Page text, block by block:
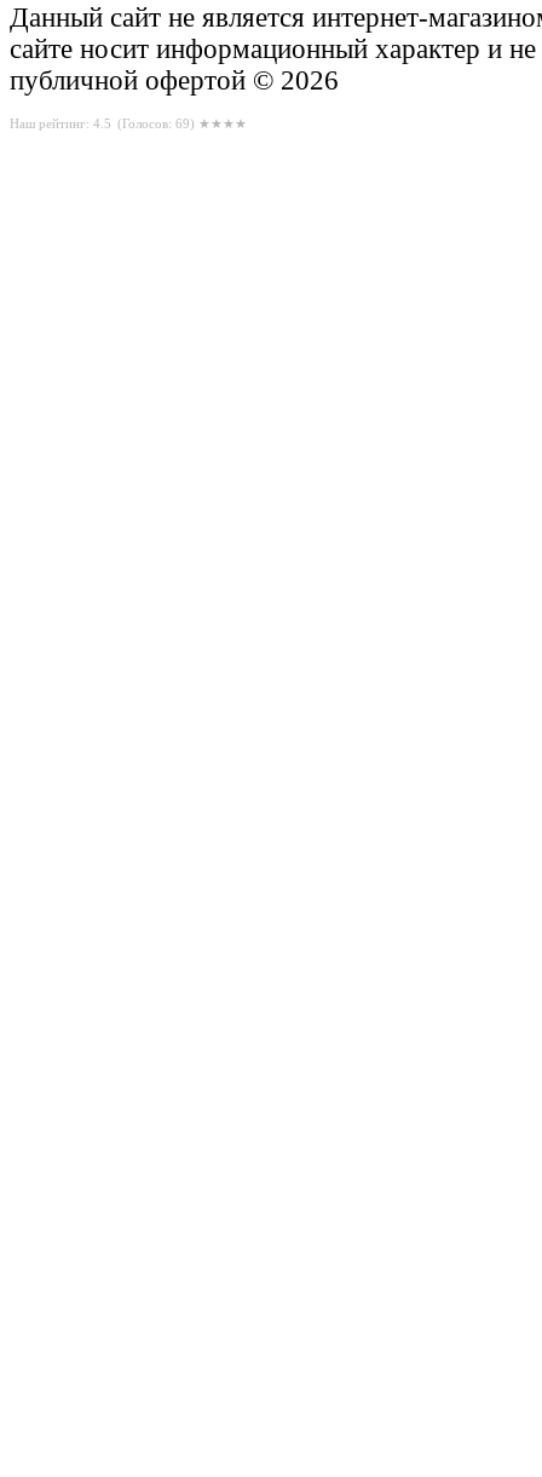
Данный сайт не является интернет-
сайте носит информационный характер и не
публичной офертой © 2026
Наш рейтинг: 4.5 (Голосов: 69) ★★★★